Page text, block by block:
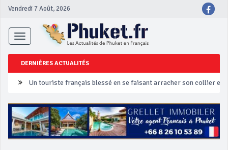
Vendredi 7 Août, 2026
Toggle
navigation
DERNIÈRES ACTUALITÉS
Un touriste français blessé en se faisant arracher son collier en
Phuket Peranakan Festival
‘Phuket Eye’ assurera la sécurité pendant Songkran